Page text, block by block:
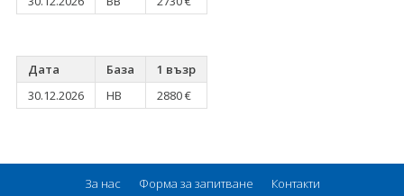
Дата База
1 възр
30.12.2026
HB 2880 €
За нас Форма за запитване
Контакти